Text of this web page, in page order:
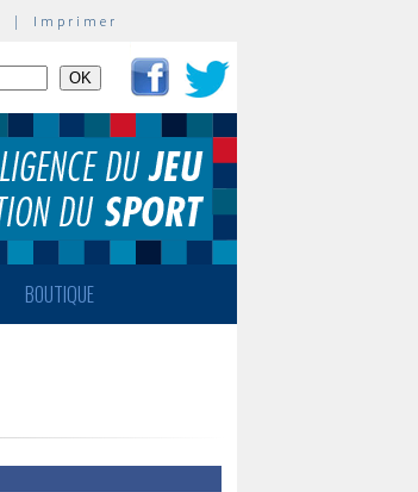
| Imprimer
BOUTIQUE